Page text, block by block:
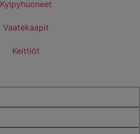
Kylpyhuoneet
Vaatekaapit
Keittiöt